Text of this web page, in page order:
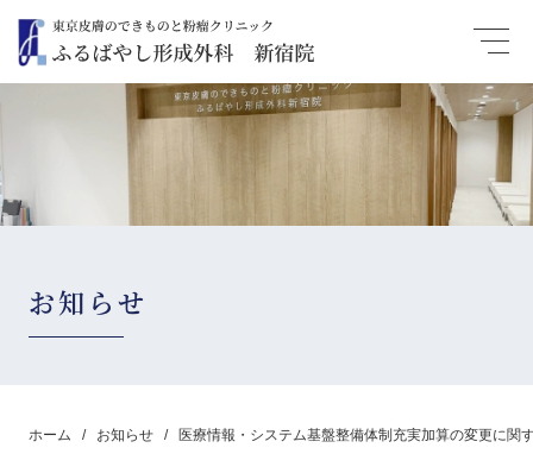
お知らせ
ホーム お知らせ 医療情報・システム基盤整備体制充実加算の変更に関